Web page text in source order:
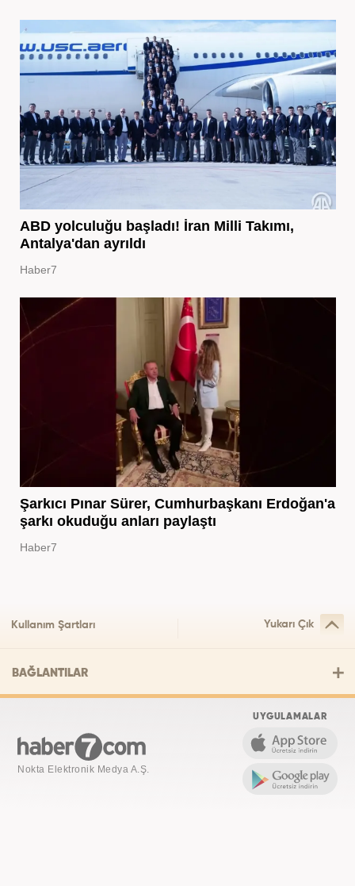
ABD yolculuğu başladı! İran Milli Takımı,
Antalya'dan ayrıldı
Haber7
Şarkıcı Pınar Sürer, Cumhurbaşkanı Erdoğan'a
şarkı okuduğu anları paylaştı
Haber7
Kullanım Şartları Yukarı Çık
BAĞLANTILAR
Nokta Elektronik Medya A.Ş.
UYGULAMALAR